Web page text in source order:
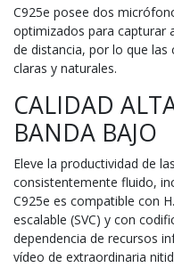
C925e posee dos
optimizados para capturar
de distancia, por lo que las
claras y naturales.
CALIDAD
BANDA BAJO
Eleve la productividad de
consistentemente fluido,
C925e es compatible con
escalable (SVC) y con
dependencia de recursos
vídeo de extraordinaria